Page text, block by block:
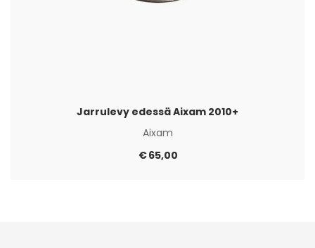
Jarrulevy edessä Aixam 2010+
Aixam
€65,00